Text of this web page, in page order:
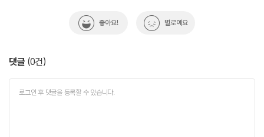
좋아요! 별로예요
댓글 (0건)